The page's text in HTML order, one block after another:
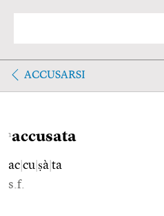
ACCUSARSI
1accusata
ac cu ṣà ta
s.f.